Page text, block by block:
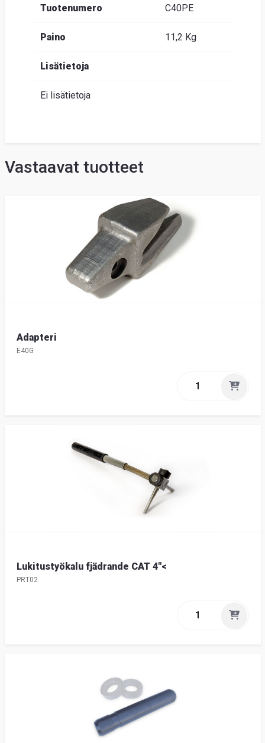
Tuotenumero C40PE
Paino 11,2 Kg
Lisätietoja
Ei lisätietoja
Vastaavat tuotteet
Adapteri
E40G
Lukitustyökalu fjädrande CAT 4"<
PRT02